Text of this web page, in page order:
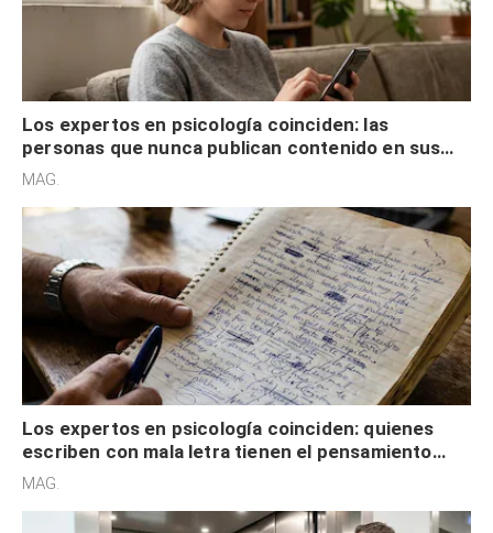
Los expertos en psicología coinciden: las
personas que nunca publican contenido en sus
redes sociales no pretenden buscar validación
MAG.
Los expertos en psicología coinciden: quienes
escriben con mala letra tienen el pensamiento
acelerado y no lo hacen por desinterés
MAG.